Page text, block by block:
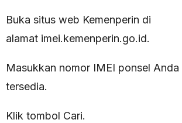
Buka situs web Kemenperin di
alamat imei.kemenperin.go.id.
Masukkan nomor IMEI ponsel
tersedia.
Klik tombol Cari.